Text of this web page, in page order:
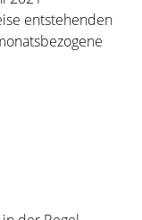
entstehenden